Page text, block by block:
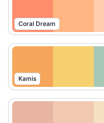
Coral Dream
Kamis